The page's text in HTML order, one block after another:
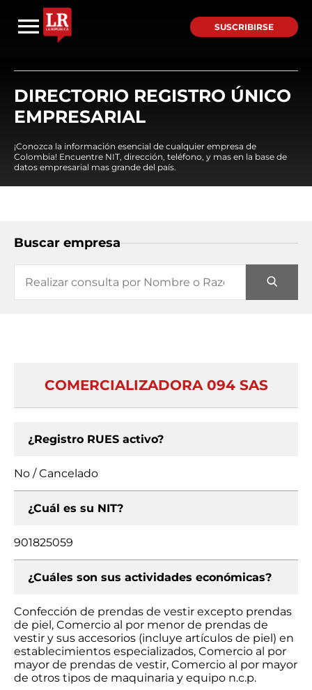
SUSCRIBIRSE
DIRECTORIO REGISTRO ÚNICO
EMPRESARIAL
¡Conozca la información esencial de cualquier empresa de
Colombia! Encuentre NIT, dirección, teléfono, y mas en la base de
datos empresarial mas grande del país.
Buscar empresa
COMERCIALIZADORA 094 SAS
¿Registro RUES activo?
No / Cancelado
¿Cuál es su NIT?
901825059
¿Cuáles son sus actividades económicas?
Confección de prendas de vestir excepto prendas
de piel, Comercio al por menor de prendas de
vestir y sus accesorios (incluye artículos de piel) en
establecimientos especializados, Comercio al por
mayor de prendas de vestir, Comercio al por mayor
de otros tipos de maquinaria y equipo n.c.p.